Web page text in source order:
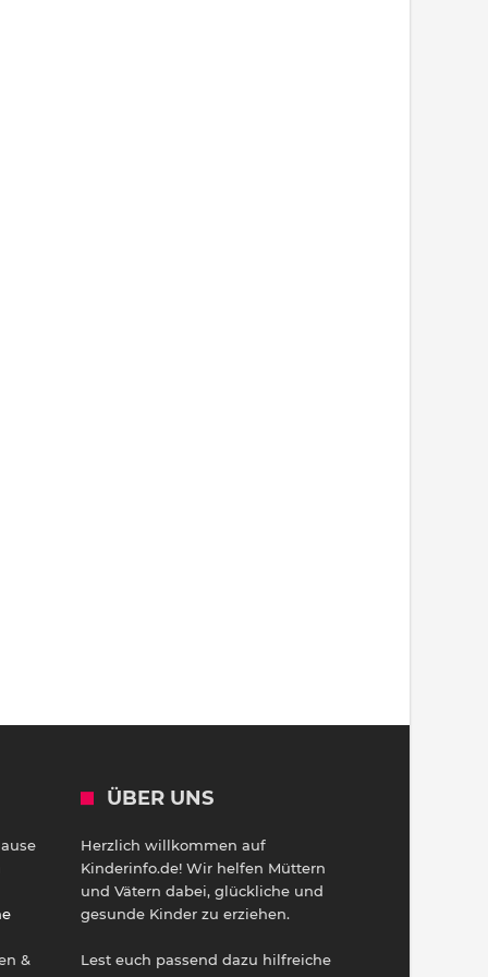
&
ÜBER UNS
Herzlich willkommen auf
Kinderinfo.de! Wir helfen Müttern
und Vätern dabei, glückliche und
gesunde Kinder zu erziehen.
Lest euch passend dazu hilfreiche